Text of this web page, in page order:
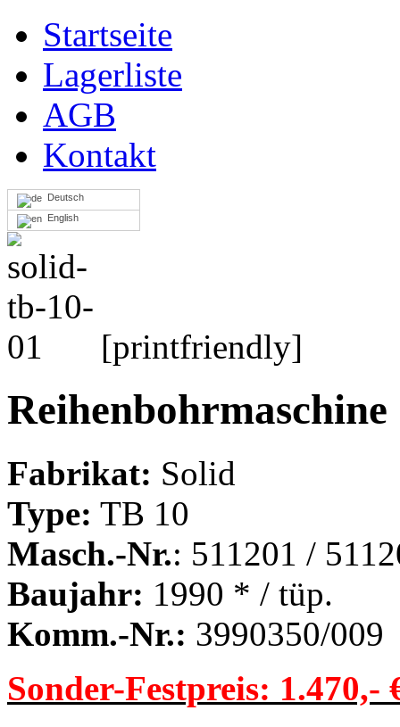
Startseite
Lagerliste
AGB
Kontakt
Deutsch
English
[printfriendly]
Fabrikat: Solid
Type: TB 10
Masch.-Nr.: 511201 /
Baujahr: 1990 * / tüp.
Komm.-Nr.: 3990350/009
Sonder-Festpreis: 1.470,-